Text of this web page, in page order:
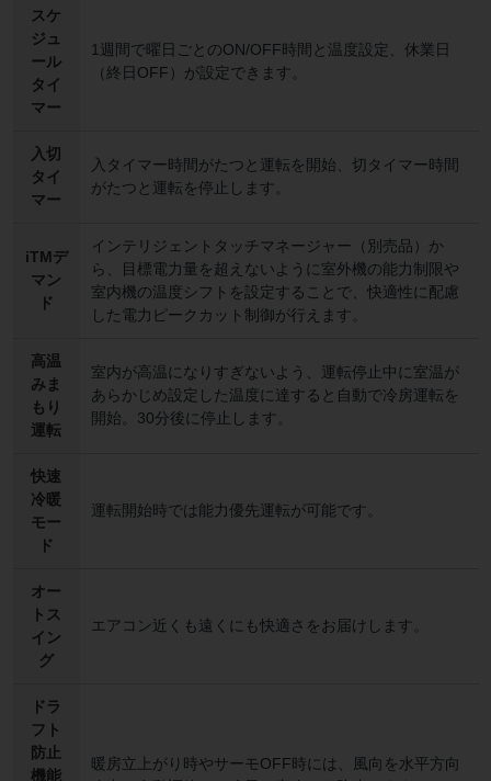
スケ
ジュ
ール
タイ
マー
1週間で曜日ごとのON/OFF時間と温度設定、休業日
（終日OFF）が設定できます。
入切
タイ
マー
入タイマー時間がたつと運転を開始、切タイマー時間
がたつと運転を停止します。
iTMデ
マン
ド
インテリジェントタッチマネージャー（別売品）か
ら、目標電力量を超えないように室外機の能力制限や
室内機の温度シフトを設定することで、快適性に配慮
した電力ピークカット制御が行えます。
高温
みま
もり
運転
室内が高温になりすぎないよう、運転停止中に室温が
あらかじめ設定した温度に達すると自動で冷房運転を
開始。30分後に停止します。
快速
冷暖
モー
ド
運転開始時では能力優先運転が可能です。
オー
トス
イン
グ
エアコン近くも遠くにも快適さをお届けします。
ドラ
フト
防止
機能
暖房立上がり時やサーモOFF時には、風向を水平方向